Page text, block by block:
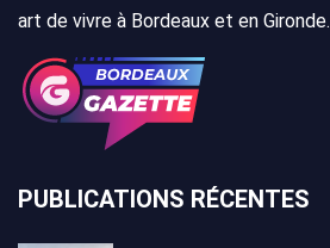
art de vivre à Bordeaux et en Gironde.
PUBLICATIONS RÉCENTES